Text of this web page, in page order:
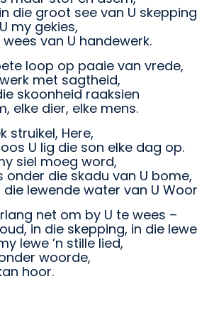
die groot see van U
my gekies,
van U handewerk.
loop op paaie van vrede,
met sagtheid,
skoonheid raaksien
elke dier, elke mens.
struikel, Here,
U lig die son elke dag op.
siel moeg word,
onder die skadu van U bome,
die lewende water van U
net om by U te wees –
in die skepping, in die
lewe ’n stille lied,
woorde,
hoor.